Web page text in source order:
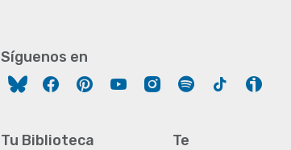
Síguenos en
FacebookPinterestYouTubeInstagram
Spotify Tiktok
Tu Biblioteca
Te